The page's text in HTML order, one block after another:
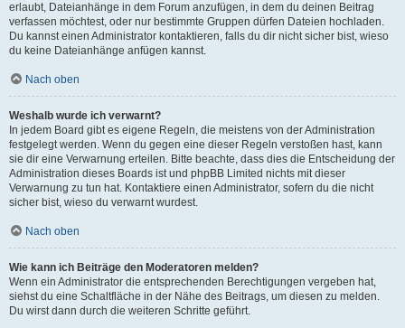
erlaubt, Dateianhänge in dem Forum anzufügen, in dem du deinen Beitrag
verfassen möchtest, oder nur bestimmte Gruppen dürfen Dateien hochladen.
Du kannst einen Administrator kontaktieren, falls du dir nicht sicher bist, wieso
du keine Dateianhänge anfügen kannst.
Nach oben
Weshalb wurde ich verwarnt?
In jedem Board gibt es eigene Regeln, die meistens von der Administration
festgelegt werden. Wenn du gegen eine dieser Regeln verstoßen hast, kann
sie dir eine Verwarnung erteilen. Bitte beachte, dass dies die Entscheidung der
Administration dieses Boards ist und phpBB Limited nichts mit dieser
Verwarnung zu tun hat. Kontaktiere einen Administrator, sofern du die nicht
sicher bist, wieso du verwarnt wurdest.
Nach oben
Wie kann ich Beiträge den Moderatoren melden?
Wenn ein Administrator die entsprechenden Berechtigungen vergeben hat,
siehst du eine Schaltfläche in der Nähe des Beitrags, um diesen zu melden.
Du wirst dann durch die weiteren Schritte geführt.